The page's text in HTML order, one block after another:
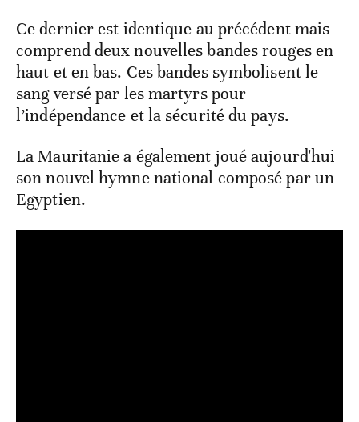
Ce dernier est identique au précédent mais
comprend deux nouvelles bandes rouges en
haut et en bas. Ces bandes symbolisent le
sang versé par les martyrs pour
l’indépendance et la sécurité du pays.
La Mauritanie a également joué aujourd'hui
son nouvel hymne national composé par un
Egyptien.